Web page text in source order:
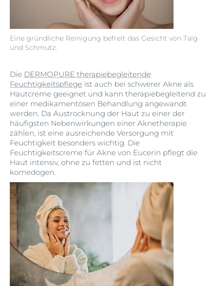
Eine gründliche Reinigung befreit das Gesicht von Talg
und Schmutz.
Die DERMOPURE therapiebegleitende
Feuchtigkeitspflege ist auch bei schwerer Akne als
Hautcreme geeignet und kann therapiebegleitend zu
einer medikamentösen Behandlung angewandt
werden. Da Austrocknung der Haut zu einer der
häufigsten Nebenwirkungen einer Aknetherapie
zählen, ist eine ausreichende Versorgung mit
Feuchtigkeit besonders wichtig. Die
Feuchtigkeitscreme für Akne von Eucerin pflegt die
Haut intensiv, ohne zu fetten und ist nicht
komedogen.